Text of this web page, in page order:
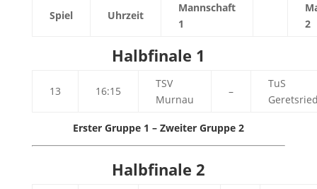
Spiel Uhrzeit
Mannschaft
1
2
Halbfinale 1
13 16:15
TSV
Murnau
–
TuS
Erster Gruppe 1 – Zweiter Gruppe 2
Halbfinale 2